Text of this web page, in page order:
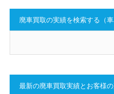
廃車買取の実績を検索する（車
最新の廃車買取実績とお客様